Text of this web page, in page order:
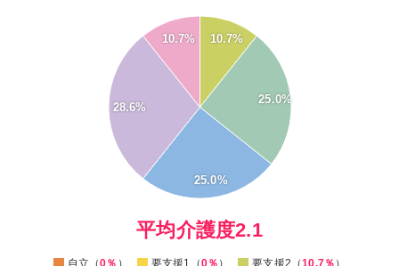
10.7%
25.0%
25.0%
28.6%
10.7%
0
平均介護度2.1